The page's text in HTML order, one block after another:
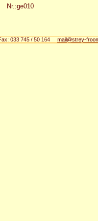
Nr.:ge010
033 745 / 50 164 mail@strey-